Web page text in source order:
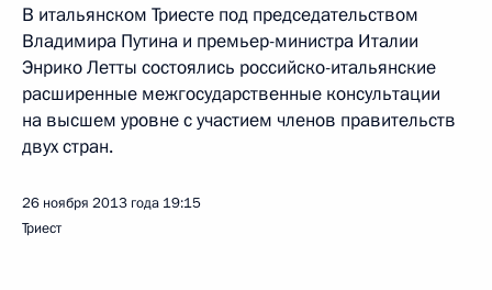
В итальянском Триесте под председательством
Владимира Путина и премьер-министра Италии
Энрико Летты состоялись российско-итальянские
расширенные межгосударственные консультации
на высшем уровне с участием членов правительств
двух стран.
26 ноября 2013 года 19:15
Триест